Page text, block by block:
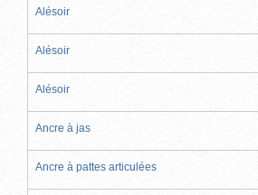
Alésoir
Alésoir
Alésoir
Ancre à jas
Ancre à pattes articulées